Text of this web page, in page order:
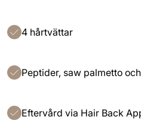
4 hårtvättar
Peptider, saw palmetto
Eftervård via Hair Back